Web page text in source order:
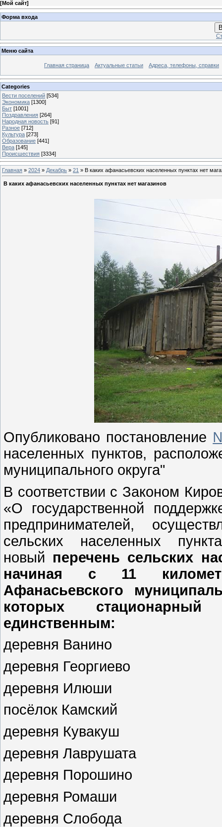
[Мой сайт]
Форма входа
Меню сайта
Главная страница Актуальные статьи Адреса, телефоны, справки
Categories
Вести поселений [534]
Экономика [1300]
Быт [1001]
Поздравления [264]
Народная новость [91]
Разное [712]
Культура [273]
Образование [441]
Вера [145]
Происшествия [3334]
Главная » 2024 » Декабрь » 21 » В каких афанасьевских населенных пунктах нет
В каких афанасьевских населенных пунктах нет магазинов
Опубликовано постановление
населенных пунктов,
муниципального округа"
В соответствии с Законом
«О государственной
предпринимателей,
сельских населенных
новый перечень сельских
начиная с 11
Афанасьевского
которых
единственным:
деревня Ванино
деревня Георгиево
деревня Илюши
посёлок Камский
деревня Кувакуш
деревня Лаврушата
деревня Порошино
деревня Ромаши
деревня Слобода